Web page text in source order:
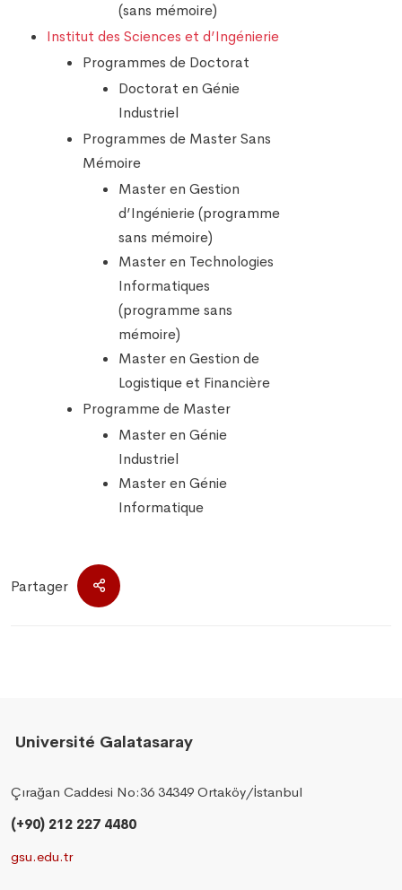
(sans mémoire)
Institut des Sciences et d’Ingénierie
Programmes de Doctorat
Doctorat en Génie
Industriel
Programmes de Master Sans
Mémoire
Master en Gestion
d’Ingénierie (programme
sans mémoire)
Master en Technologies
Informatiques
(programme sans
mémoire)
Master en Gestion de
Logistique et Financière
Programme de Master
Master en Génie
Industriel
Master en Génie
Informatique
Partager
Université Galatasaray
Çırağan Caddesi No:36 34349 Ortaköy/İstanbul
(+90) 212 227 4480
gsu.edu.tr